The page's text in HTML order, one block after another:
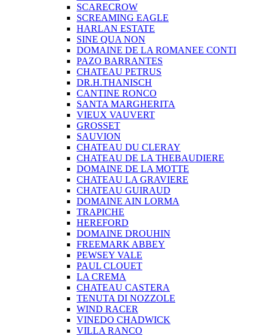
SCARECROW
SCREAMING EAGLE
HARLAN ESTATE
SINE QUA NON
DOMAINE DE LA ROMANEE CONTI
PAZO BARRANTES
CHATEAU PETRUS
DR.H.THANISCH
CANTINE RONCO
SANTA MARGHERITA
VIEUX VAUVERT
GROSSET
SAUVION
CHATEAU DU CLERAY
CHATEAU DE LA THEBAUDIERE
DOMAINE DE LA MOTTE
CHATEAU LA GRAVIERE
CHATEAU GUIRAUD
DOMAINE AIN LORMA
TRAPICHE
HEREFORD
DOMAINE DROUHIN
FREEMARK ABBEY
PEWSEY VALE
PAUL CLOUET
LA CREMA
CHATEAU CASTERA
TENUTA DI NOZZOLE
WIND RACER
VINEDO CHADWICK
VILLA RANCO